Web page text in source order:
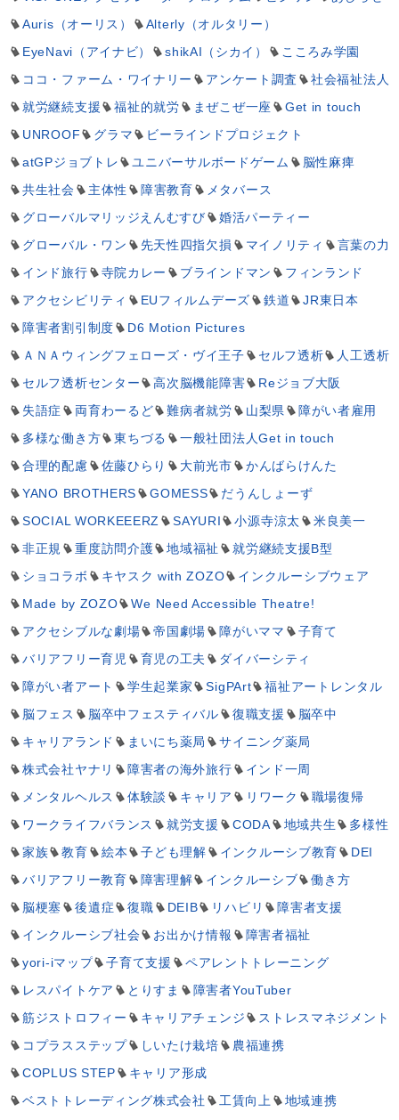
Auris（オーリス）
Alterly（オルタリー）
EyeNavi（アイナビ）
shikAI（シカイ）
こころみ学園
ココ・ファーム・ワイナリー
アンケート調査
社会福祉法人
就労継続支援
福祉的就労 まぜこぜ一座
Get in touch
UNROOF
グラマ
ビーラインドプロジェクト
atGPジョブトレ
ユニバーサルボードゲーム
脳性麻痺
共生社会
主体性 障害教育
メタバース
グローバルマリッジえんむすび
婚活パーティー
グローバル・ワン
先天性四指欠損 マイノリティ
言葉の力
インド旅行
寺院カレー ブラインドマン
フィンランド
アクセシビリティ
EUフィルムデーズ 鉄道
JR東日本
障害者割引制度
D6 Motion Pictures
ＡＮＡウィングフェローズ・ヴイ王子
セルフ透析
人工透析
セルフ透析センター
高次脳機能障害
Reジョブ大阪
失語症
両育わーるど 難病者就労 山梨県
障がい者雇用
多様な働き方
東ちづる
一般社団法人Get in touch
合理的配慮
佐藤ひらり 大前光市
かんばらけんた
YANO BROTHERS
GOMESS
だうんしょーず
SOCIAL WORKEEERZ
SAYURI 小源寺涼太
米良美一
非正規
重度訪問介護 地域福祉
就労継続支援B型
ショコラボ
キヤスク with ZOZO
インクルーシブウェア
Made by ZOZO
We Need Accessible Theatre!
アクセシブルな劇場
帝国劇場 障がいママ
子育て
バリアフリー育児
育児の工夫
ダイバーシティ
障がい者アート
学生起業家 SigPArt
福祉アートレンタル
脳フェス
脳卒中フェスティバル 復職支援
脳卒中
キャリアランド
まいにち薬局
サイニング薬局
株式会社ヤナリ
障害者の海外旅行
インド一周
メンタルヘルス
体験談 キャリア リワーク
職場復帰
ワークライフバランス
就労支援 CODA 地域共生
多様性
家族
教育 絵本 子ども理解 インクルーシブ教育
DEI
バリアフリー教育
障害理解 インクルーシブ
働き方
脳梗塞
後遺症 復職 DEIB リハビリ
障害者支援
インクルーシブ社会
お出かけ情報
障害者福祉
yori-iマップ
子育て支援
ペアレントトレーニング
レスパイトケア
とりすま
障害者YouTuber
筋ジストロフィー
キャリアチェンジ
ストレスマネジメント
コプラスステップ
しいたけ栽培
農福連携
COPLUS STEP
キャリア形成
ベストトレーディング株式会社
工賃向上
地域連携